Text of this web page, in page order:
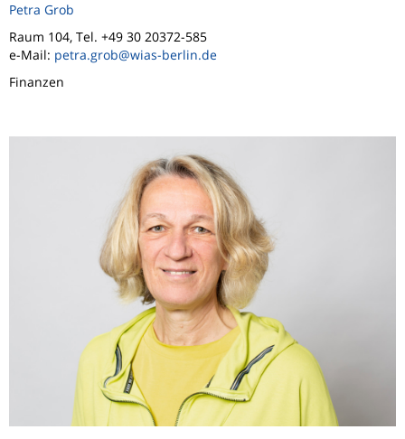
Petra Grob
Raum 104, Tel. +49 30 20372-585
e-Mail: petra.grob@wias-berlin.de
Finanzen